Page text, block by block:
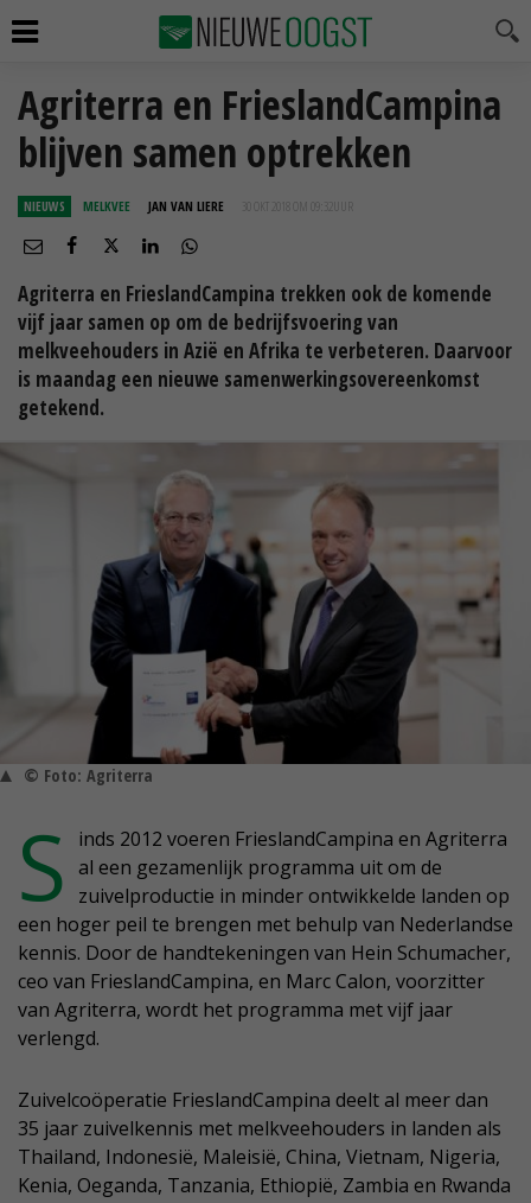
Agriterra en FrieslandCampina
blijven samen optrekken
NIEUWS MELKVEE JAN VAN LIERE 30 OKT 2018 OM 09:32
Agriterra en FrieslandCampina trekken ook de komende
vijf jaar samen op om de bedrijfsvoering van
melkveehouders in Azië en Afrika te verbeteren. Daarvoor
is maandag een nieuwe samenwerkingsovereenkomst
getekend.
© Foto: Agriterra
S
inds 2012 voeren FrieslandCampina en Agriterra
al een gezamenlijk programma uit om de
zuivelproductie in minder ontwikkelde landen op
een hoger peil te brengen met behulp van Nederlandse
kennis. Door de handtekeningen van Hein Schumacher,
ceo van FrieslandCampina, en Marc Calon, voorzitter
van Agriterra, wordt het programma met vijf jaar
verlengd.
Zuivelcoöperatie FrieslandCampina deelt al meer dan
35 jaar zuivelkennis met melkveehouders in landen als
Thailand, Indonesië, Maleisië, China, Vietnam, Nigeria,
Kenia, Oeganda, Tanzania, Ethiopië, Zambia en Rwanda